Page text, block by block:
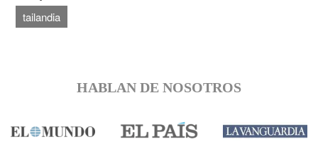
tailandia
HABLAN DE NOSOTROS